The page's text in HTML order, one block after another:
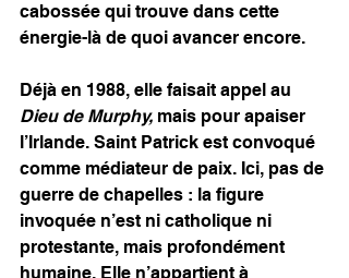
cabossée qui trouve dans cette
énergie-là de quoi avancer encore.
Déjà en 1988, elle faisait appel au
Dieu de Murphy, mais pour apaiser
l’Irlande. Saint Patrick est convoqué
comme médiateur de paix. Ici, pas de
guerre de chapelles : la figure
invoquée n’est ni catholique ni
protestante, mais profondément
humaine. Elle n’appartient à